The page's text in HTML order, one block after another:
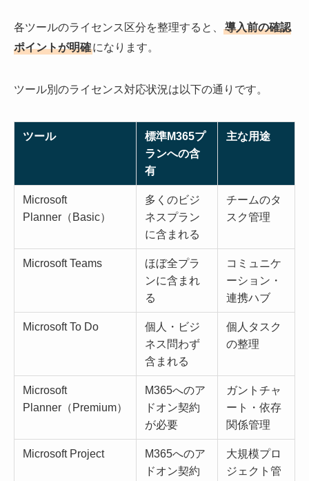
各ツールのライセンス区分を整理すると、
導入前の確認
ポイントが明確になります。
ツール別のライセンス対応状況は以下の通りです。
ツール
標準M365プ
ランへの含
有
主な用途
Microsoft
Planner（Basic）
多くのビジ
ネスプラン
に含まれる
チームのタ
スク管理
Microsoft Teams
ほぼ全プラ
ンに含まれ
る
コミュニケ
ーション・
連携ハブ
Microsoft To Do
個人・ビジ
ネス問わず
含まれる
個人タスク
の整理
Microsoft
Planner（Premium）
M365へのア
ドオン契約
が必要
ガントチャ
ート・依存
関係管理
Microsoft Project
M365へのア
ドオン契約
大規模プロ
ジェクト管